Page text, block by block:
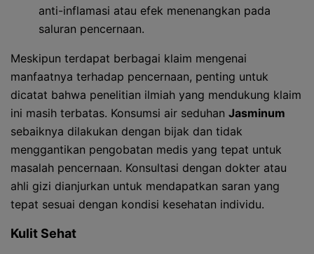
anti-inflamasi atau efek menenangkan pada
saluran pencernaan.
Meskipun terdapat berbagai klaim mengenai
manfaatnya terhadap pencernaan, penting untuk
dicatat bahwa penelitian ilmiah yang mendukung klaim
ini masih terbatas. Konsumsi air seduhan Jasminum
sebaiknya dilakukan dengan bijak dan tidak
menggantikan pengobatan medis yang tepat untuk
masalah pencernaan. Konsultasi dengan dokter atau
ahli gizi dianjurkan untuk mendapatkan saran yang
tepat sesuai dengan kondisi kesehatan individu.
Kulit Sehat